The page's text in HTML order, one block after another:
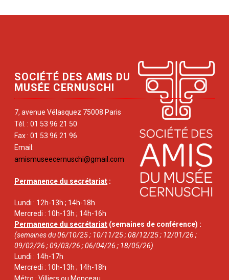
SOCIÉTÉ DES AMIS DU
MUSÉE CERNUSCHI
7, avenue Vélasquez 75008 Paris
Tél. : 01 53 96 21 50
Fax : 01 53 96 21 96
Email:
amismuseecernuschi@gmail.com
Permanence du secrétariat :
Lundi : 12h-13h ; 14h-18h
Mercredi : 10h-13h ; 14h-16h
Permanence du secrétariat (semaines de conférence) :
(semaines du 06/10/25 ; 10/11/25 ; 08/12/25 ; 12/01/26 ;
09/02/26 ; 09/03/26 ; 06/04/26 ; 18/05/26)
Lundi : 14h-17h
Mercredi : 10h-13h ; 14h-18h